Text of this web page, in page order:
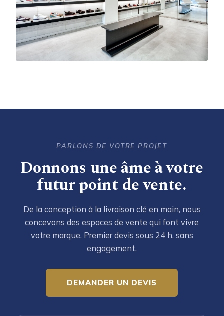
PARLONS DE VOTRE PROJET
Donnons une âme à votre
futur point de vente.
De la conception à la livraison clé en main, nous
concevons des espaces de vente qui font vivre
votre marque. Premier devis sous 24 h, sans
engagement.
DEMANDER UN DEVIS